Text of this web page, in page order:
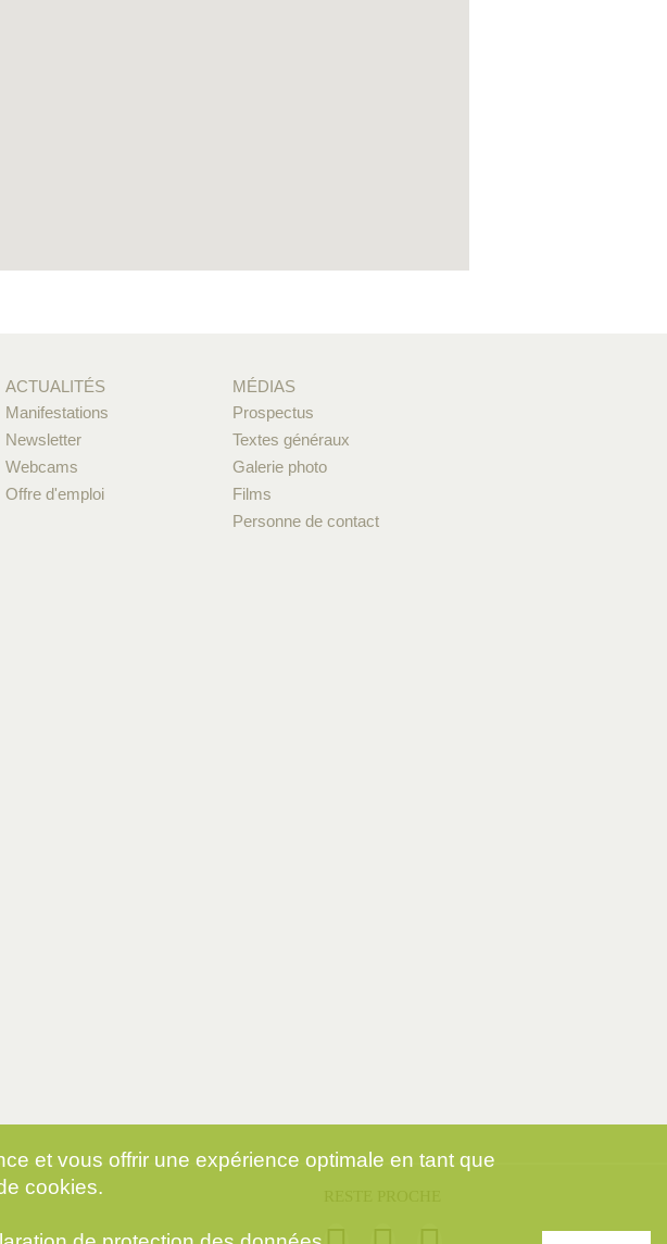
ACTUALITÉS
Manifestations
Newsletter
Webcams
Offre d'emploi
MÉDIAS
Prospectus
Textes généraux
Galerie photo
Films
Personne de contact
et vous offrir une expérience optimale en tant que
cookies.